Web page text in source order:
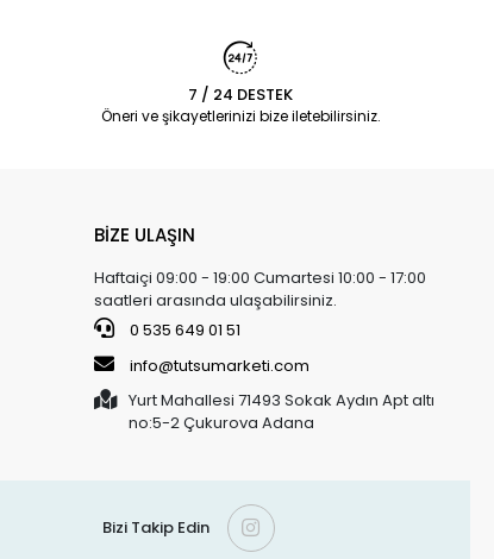
7 / 24 DESTEK
Öneri ve şikayetlerinizi bize iletebilirsiniz.
BİZE ULAŞIN
Haftaiçi 09:00 - 19:00 Cumartesi 10:00 - 17:00
saatleri arasında ulaşabilirsiniz.
0 535 649 01 51
info@tutsumarketi.com
Yurt Mahallesi 71493 Sokak Aydın Apt altı
no:5-2 Çukurova Adana
Bizi Takip Edin